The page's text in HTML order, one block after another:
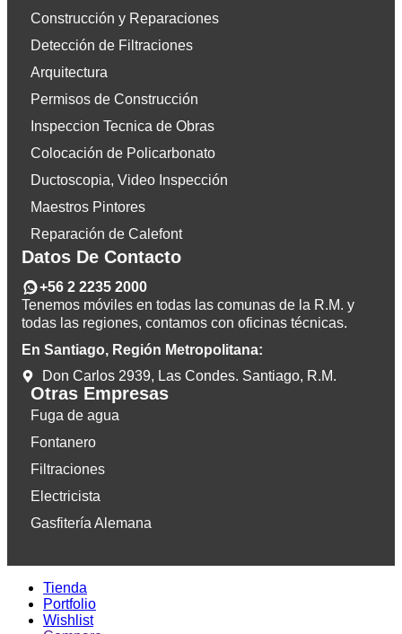
Construcción y Reparaciones
Detección de Filtraciones
Arquitectura
Permisos de Construcción
Inspeccion Tecnica de Obras
Colocación de Policarbonato
Ductoscopia, Video Inspección
Maestros Pintores
Reparación de Calefont
Datos De Contacto
+56 2 2235 2000
Tenemos móviles en todas las comunas de la R.M. y
todas las regiones, contamos con oficinas técnicas.
En Santiago, Región Metropolitana:
Don Carlos 2939, Las Condes. Santiago, R.M.
Otras Empresas
Fuga de agua
Fontanero
Filtraciones
Electricista
Gasfitería Alemana
Tienda
Portfolio
Wishlist